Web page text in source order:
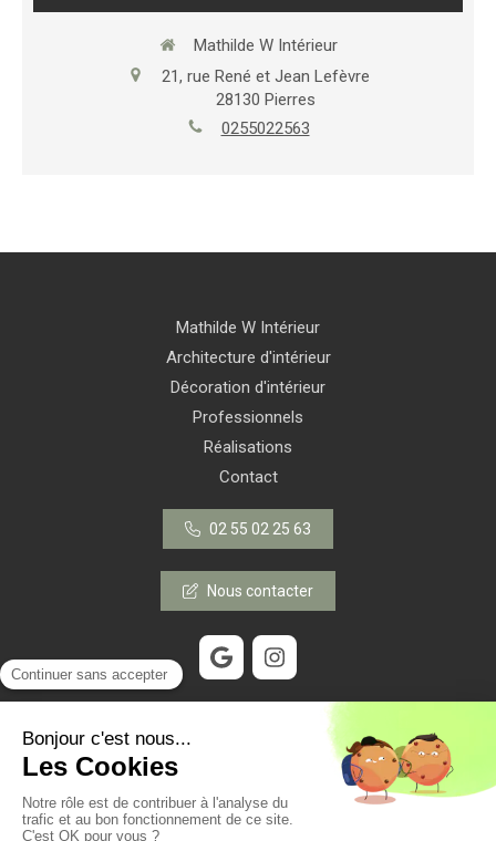
Mathilde W Intérieur
21, rue René et Jean Lefèvre
28130 Pierres
0255022563
Mathilde W Intérieur
Architecture d'intérieur
Décoration d'intérieur
Professionnels
Réalisations
Contact
02 55 02 25 63
Nous contacter
©2022 Mathilde W Intérieur - Création d'intérieur
Mentions légales